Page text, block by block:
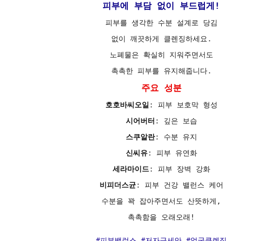
피부에 부담 없이 부드럽게!
피부를 생각한 수분 설계로 당김
없이 깨끗하게 클렌징하세요.
노폐물은 확실히 지워주면서도
촉촉한 피부를 유지해줍니다.
주요 성분
호호바씨오일 : 피부 보호막 형성
시어버터 : 깊은 보습
스쿠알란: 수분 유지
신씨유: 피부 유연화
세라마이드: 피부 장벽 강화
비피더스균: 피부 건강 밸런스 케어
수분을 꽉 잡아주면서도 산뜻하게,
촉촉함을 오래오래!